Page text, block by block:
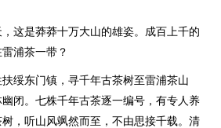
这是莽莽十万大山的雄姿。成百上千的
浦茶一带？
绥东门镇，寻千年古茶树至雷浦茶山
闭。七株千年古茶逐一编号，有专人养
，听山风飒然而至，不由思接千载。清